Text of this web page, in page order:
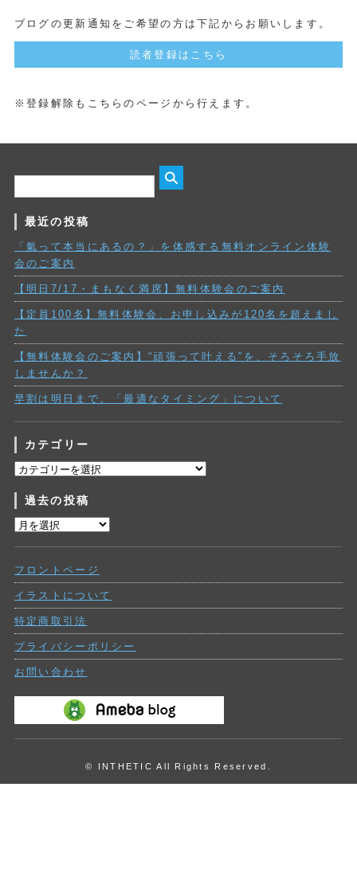
ブログの更新通知をご希望の方は下記からお願いします。
読者登録はこちら
※登録解除もこちらのページから行えます。
最近の投稿
「氣って本当にあるの？」を体感する無料オンライン体験
会のご案内
【明日7/17・まもなく満席】無料体験会のご案内
【定員100名】無料体験会、お申し込みが120名を超えまし
た
【無料体験会のご案内】“頑張って叶える”を、そろそろ手放
しませんか？
早割は明日まで。「最適なタイミング」について
カテゴリー
カ
ゴ
リ
ー
過去の投稿
過
投
稿
フロントページ
イラストについて
特定商取引法
プライバシーポリシー
お問い合わせ
© INTHETIC All Rights Reserved.